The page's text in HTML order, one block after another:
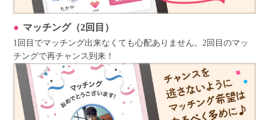
マッチング（2回目）
1回目でマッチング出来なくても心配ありません。2回目のマッ
チングで再チャンス到来！